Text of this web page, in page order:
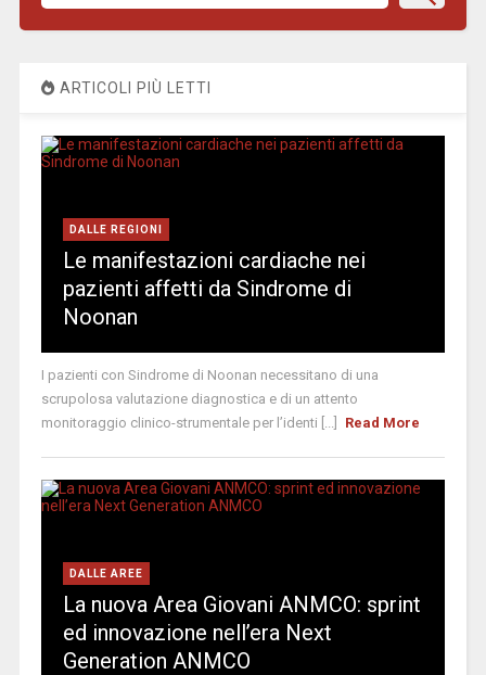
ARTICOLI PIÙ LETTI
DALLE REGIONI
Le manifestazioni cardiache nei
pazienti affetti da Sindrome di
Noonan
I pazienti con Sindrome di Noonan necessitano di una
scrupolosa valutazione diagnostica e di un attento
monitoraggio clinico-strumentale per l’identi [...]
Read More
DALLE AREE
La nuova Area Giovani ANMCO: sprint
ed innovazione nell’era Next
Generation ANMCO